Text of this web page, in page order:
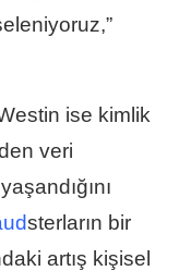
ise kimlik
veri
sterların bir
artış kişisel